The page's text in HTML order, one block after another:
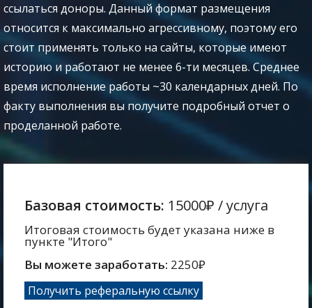
ссылаться доноры. Данный формат размещения
относится к максимально агрессивному, поэтому его
стоит применять только на сайты, которые имеют
историю и работают не менее 6-ти месяцев. Среднее
время исполнение работы ~30 календарных дней. По
факту выполнения вы получите подробный отчет о
проделанной работе.
Базовая стоимость: 15000₽ / услуга
Итоговая стоимость будет указана ниже в
пункте "Итого"
Вы можете заработать: 2250₽
Получить реферальную ссылку